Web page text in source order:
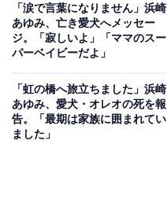
「涙で言葉になりません」浜崎
あゆみ、亡き愛犬へメッセー
ジ。「寂しいよ」「ママのスー
パーベイビーだよ」
「虹の橋へ旅立ちました」浜崎
あゆみ、愛犬・オレオの死を報
告。「最期は家族に囲まれてい
ました」